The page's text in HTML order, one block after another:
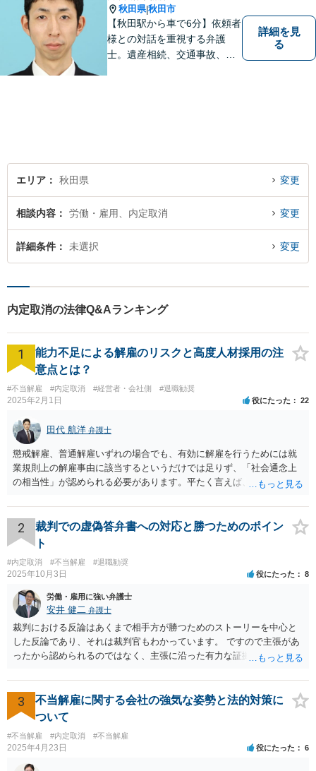
秋田県|秋田市
【秋田駅から車で6分】依頼者
様との対話を重視する弁護
士。遺産相続、交通事故、離
詳細を見
る
エリア 秋田県 変更
相談内容 労働・雇用、内定取消 変更
詳細条件 未選択 変更
内定取消の法律Q&Aランキング
1
能力不足による解雇のリスクと高度人材採用の注
意点とは？
#不当解雇 #内定取消 #経営者・会社側 #退職勧奨
2025年2月1日 役にたった 22
田代 航洋 弁護士
懲戒解雇、普通解雇いずれの場合でも、有効に解雇を行うためには就
業規則上の解雇事由に該当するというだけでは足りず、「社会通念上
の相当性」が認められる必要があります。平たく言えば、解雇の原因
れます。 日本の労働法上、解雇は非常にハードルが高いです。 解雇が
有効か無効かという点は能力不足の程度にもよりますが、顧問弁護士
の先生は具体的な事情を検討した上で能力不足の程度が解雇を有効と
連続する、会社のお金を横領する等の場合には一発で解雇した場合で
も有効と判断されるケースも多いですが、たしかに能力不足のみの場
合はかなり解雇のハードルが高いと言わざるを得ません。 なお、懲戒
解雇の場合には、戒告、譴責、減給、出勤停止等解雇よりも軽い処分
を行い、改善を促したもののそれでも改善されない場合には解雇に踏
み切る等段階的に手順をい踏んだ場合は解雇が有効と判断される可能
性が高まります。 高度人材の中途社員だから直ちに解雇しやすいとい
うわけではありませんが、高度人材の中途社員の場合は雇用契約上、
相応に高い能力を求められているため能力不足か否かの判断が給与の
低い新卒の社員と比較すると厳格に判断される結果、解雇の有効性の
判断が比較的甘くなるという可能性はあると考えます。 もっとも、高
度人材の中途社員の場合でもやはり解雇のハードルは相応に高いもの
となります。 今回のようなリスクを避ける観点からは、会社側として
無期雇用契約ではなく有期雇用契約で募集する、試用期間付を設け
る、業務委託契約を検討するという方法もあり得るかと存じます。
2
裁判での虚偽答弁書への対応と勝つためのポイン
ト
#内定取消 #不当解雇 #退職勧奨
2025年10月3日 役にたった 8
労働・雇用に強い弁護士
安井 健二 弁護士
裁判における反論はあくまで相手方が勝つためのストーリーを中心と
した反論であり、それは裁判官もわかっています。 ですので主張があ
ったから認められるのではなく、主張に沿った有力な証拠があるかど
で、あくまで証拠に基づいているか否かを念頭に読むことをお勧めし
ます。 あまり過敏に反応してしまうと、気疲れしてしまいます。 代理
人を信頼して自分の主張をきっちり提出してもらうことのほうが大事
だければと思います。
3
不当解雇に関する会社の強気な姿勢と法的対策に
ついて
#不当解雇 #内定取消 #不当解雇
2025年4月23日 役にたった 6